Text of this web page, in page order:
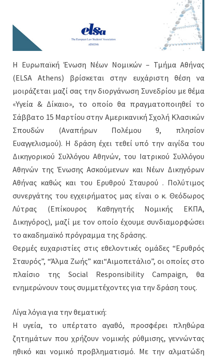
Η Ευρωπαϊκή Ένωση Νέων Νομικών – Τμήμα Αθήνας
(ELSA Athens) βρίσκεται στην ευχάριστη θέση να
μοιράζεται μαζί σας την διοργάνωση Συνεδρίου με θέμα
«Υγεία & Δίκαιο», το οποίο θα πραγματοποιηθεί το
Σάββατο 15 Μαρτίου στην Αμερικανική Σχολή Κλασικών
Σπουδών (Αναπήρων Πολέμου 9, πλησίον
Ευαγγελισμού). Η δράση έχει τεθεί υπό την αιγίδα του
Δικηγορικού Συλλόγου Αθηνών, του Ιατρικού Συλλόγου
Αθηνών της Ένωσης Ασκούμενων και Νέων Δικηγόρων
Αθήνας καθώς και του Ερυθρού Σταυρού . Πολύτιμος
συνεργάτης του εγχειρήματος μας είναι ο κ. Θεόδωρος
Λύτρας (Επίκουρος Καθηγητής Νομικής ΕΚΠΑ,
Δικηγόρος), μαζί με τον οποίο έχουμε συνδιαμορφώσει
το ακαδημαϊκό πρόγραμμα της δράσης.
Θερμές ευχαριστίες στις εθελοντικές ομάδες “Ερυθρός
Σταυρός”, “Άλμα Ζωής” και“Αιμοπετάλιο”, οι οποίες στο
πλαίσιο της Social Responsibility Campaign, θα
ενημερώνουν τους συμμετέχοντες για την δράση τους.
Λίγα λόγια για την θεματική:
Η υγεία, το υπέρτατο αγαθό, προσφέρει πληθώρα
ζητημάτων που χρήζουν νομικής ρύθμισης, γεννώντας
ηθικό και νομικό προβληματισμό. Με την αλματώδη